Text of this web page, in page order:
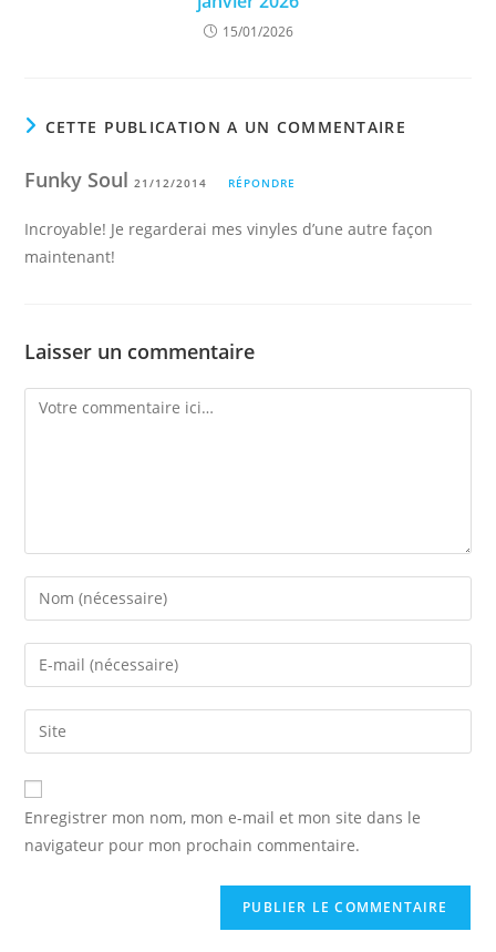
15/01/2026
CETTE PUBLICATION A UN COMMENTAIRE
Funky Soul 21/12/2014 RÉPONDRE
Incroyable! Je regarderai mes vinyles d’une autre façon
maintenant!
Laisser un commentaire
Comment
Enter
your
name
comment
Enter
your
email
address
comment
Saisir
l’URL
de
votre
(facultatif)
Enregistrer mon nom, mon e-mail et mon site dans le
navigateur pour mon prochain commentaire.